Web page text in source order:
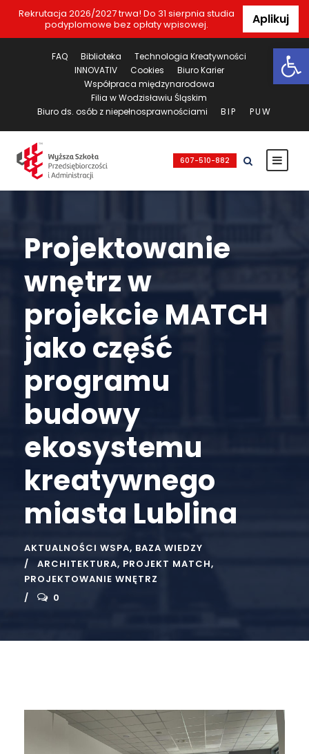
Rekrutacja 2026/2027 trwa! Do 31 sierpnia studia
podyplomowe bez opłaty wpisowej.
Aplikuj
FAQ Biblioteka
Technologia Kreatywności
INNOVATIV
Cookies
Biuro Karier
Współpraca międzynarodowa
Filia w Wodzisławiu Śląskim
Biuro ds. osób z niepełnosprawnościami
BIP PUW
607-510-882
Projektowanie
wnętrz w
projekcie MATCH
jako część
programu
budowy
ekosystemu
kreatywnego
miasta Lublina
AKTUALNOŚCI WSPA, BAZA WIEDZY
ARCHITEKTURA, PROJEKT MATCH,
PROJEKTOWANIE WNĘTRZ
0